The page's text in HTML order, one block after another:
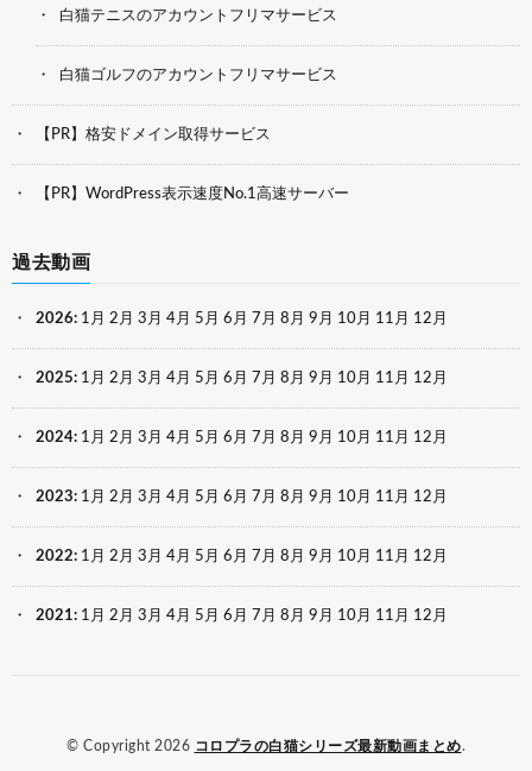
白猫テニスのアカウントフリマサービス
白猫ゴルフのアカウントフリマサービス
【PR】格安ドメイン取得サービス
【PR】WordPress表示速度No.1高速サーバー
過去動画
2026: 1月 2月 3月 4月 5月 6月 7月 8月 9月 10月 11月 12月
2025: 1月 2月 3月 4月 5月 6月 7月 8月 9月 10月 11月 12月
2024: 1月 2月 3月 4月 5月 6月 7月 8月 9月 10月 11月 12月
2023: 1月 2月 3月 4月 5月 6月 7月 8月 9月 10月 11月 12月
2022: 1月 2月 3月 4月 5月 6月 7月 8月 9月 10月 11月 12月
2021: 1月 2月 3月 4月 5月 6月 7月 8月 9月 10月 11月 12月
© Copyright 2026 コロプラの白猫シリーズ最新動画まとめ.